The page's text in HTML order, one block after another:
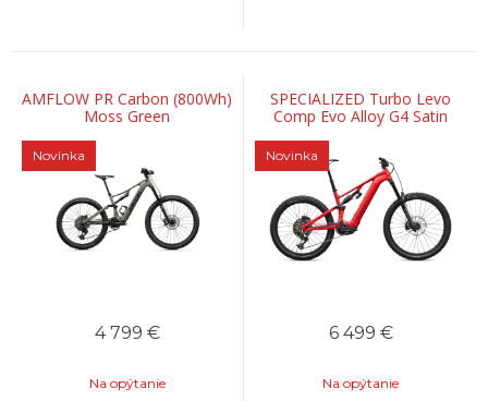
AMFLOW PR Carbon (800Wh)
Moss Green
Novinka
4 799 €
Na opýtanie
SPECIALIZED Turbo Levo
Comp Evo Alloy G4 Satin
Redwood Metallic / Bordeaux
Novinka
6 499 €
Na opýtanie